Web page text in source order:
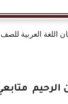
العربية للصف الأول
الرحيم